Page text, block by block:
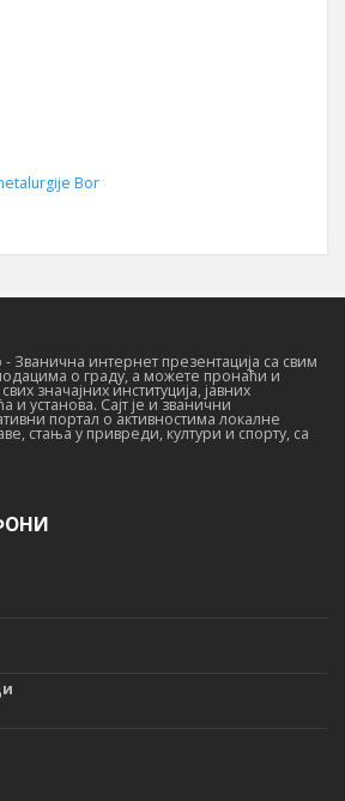
Званична интернет презентација са свим
о граду, а можете пронаћи и
значајних институција, јавних
и установа. Сајт је и званични
портал о активностима локалне
стања у привреди, култури и спорту, са